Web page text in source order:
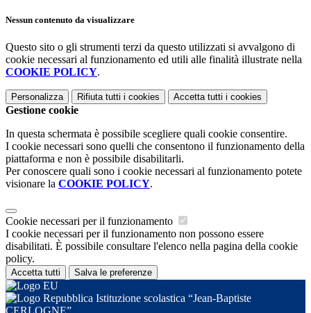
Nessun contenuto da visualizzare
Questo sito o gli strumenti terzi da questo utilizzati si avvalgono di
cookie necessari al funzionamento ed utili alle finalità illustrate nella
COOKIE POLICY.
Personalizza Rifiuta tutti i cookies Accetta tutti i cookies
Gestione cookie
In questa schermata è possibile scegliere quali cookie consentire.
I cookie necessari sono quelli che consentono il funzionamento della
piattaforma e non è possibile disabilitarli.
Per conoscere quali sono i cookie necessari al funzionamento potete
visionare la COOKIE POLICY.
Cookie necessari per il funzionamento
I cookie necessari per il funzionamento non possono essere
disabilitati. È possibile consultare l'elenco nella pagina della cookie
policy.
Accetta tutti Salva le preferenze
Istituzione scolastica “Jean-Baptiste